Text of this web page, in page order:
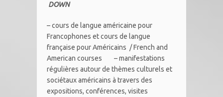
DOWN
– cours de langue américaine pour
Francophones et cours de langue
française pour Américains / French and
American courses – manifestations
régulières autour de thèmes culturels et
sociétaux américains à travers des
expositions, conférences, visites